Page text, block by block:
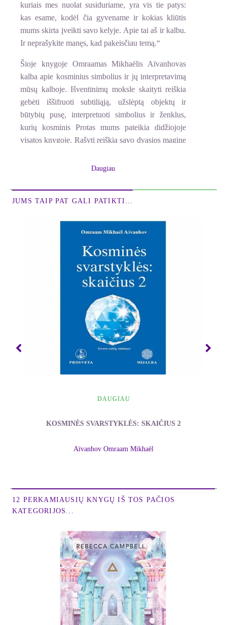
kuriais mes nuolat susiduriame, yra vis tie patys:
kas esame, kodėl čia gyvename ir kokias kliūtis
mums skirta įveikti savo kelyje. Apie tai aš ir kalbu.
Ir neprašykite manęs, kad pakeisčiau temą.“
Šioje knygoje Omraamas Mikhaёlis Aïvanhovas
kalba apie kosminius simbolius ir jų interpretavimą
mūsų kalboje. Išventinimų moksle skaityti reiškia
gebėti iššifruoti subtiliąją, užslėptą objektų ir
būtybių pusę, interpretuoti simbolius ir ženklus,
kurių kosminis Protas mums pateikia didžiojoje
visatos knygoje. Rašyti reiškia savo dvasios magine
poveikį akmenims, augalams, gyvūnams ir
Prisijunkite prie vienintelio iš tiesų amžino ir
knygoje surašyta viskas. Štai iš jos ir semkitės
išminties, nes mirtingas žmogus nėra tobulas, jam
lemta klysti, ir tik Gamta amžinai skelbia tiesą.
Omraamas Mikhaёlis Aïvanhovas
Daugiau
JUMS TAIP PAT GALI PATIKTI…
DAUGIAU
KOSMINĖS SVARSTYKLĖS: SKAIČIUS 2
Aïvanhov Omraam Mikhaël
12 PERKAMIAUSIŲ KNYGŲ IŠ TOS PAČIOS
KATEGORIJOS...